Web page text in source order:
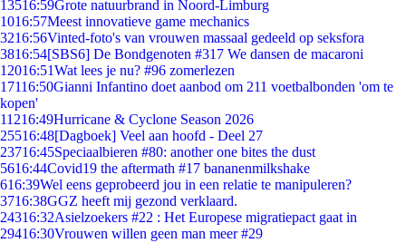
13516:59Grote natuurbrand in Noord-Limburg
1016:57Meest innovatieve game mechanics
3216:56Vinted-foto's van vrouwen massaal gedeeld op seksfora
3816:54[SBS6] De Bondgenoten #317 We dansen de macaroni
12016:51Wat lees je nu? #96 zomerlezen
17116:50Gianni Infantino doet aanbod om 211 voetbalbonden 'om te
kopen'
11216:49Hurricane & Cyclone Season 2026
25516:48[Dagboek] Veel aan hoofd - Deel 27
23716:45Speciaalbieren #80: another one bites the dust
5616:44Covid19 the aftermath #17 bananenmilkshake
616:39Wel eens geprobeerd jou in een relatie te manipuleren?
3716:38GGZ heeft mij gezond verklaard.
24316:32Asielzoekers #22 : Het Europese migratiepact gaat in
29416:30Vrouwen willen geen man meer #29